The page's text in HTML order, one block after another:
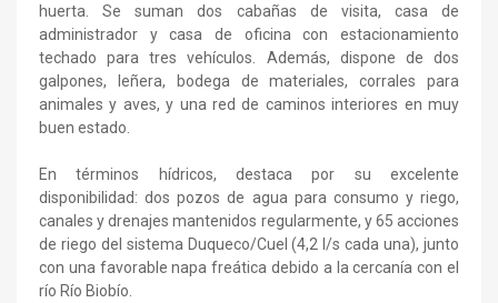
huerta. Se suman dos cabañas de visita, casa de
administrador y casa de oficina con estacionamiento
techado para tres vehículos. Además, dispone de dos
galpones, leñera, bodega de materiales, corrales para
animales y aves, y una red de caminos interiores en muy
buen estado.
En términos hídricos, destaca por su excelente
disponibilidad: dos pozos de agua para consumo y riego,
canales y drenajes mantenidos regularmente, y 65 acciones
de riego del sistema Duqueco/Cuel (4,2 l/s cada una), junto
con una favorable napa freática debido a la cercanía con el
río Río Biobío.